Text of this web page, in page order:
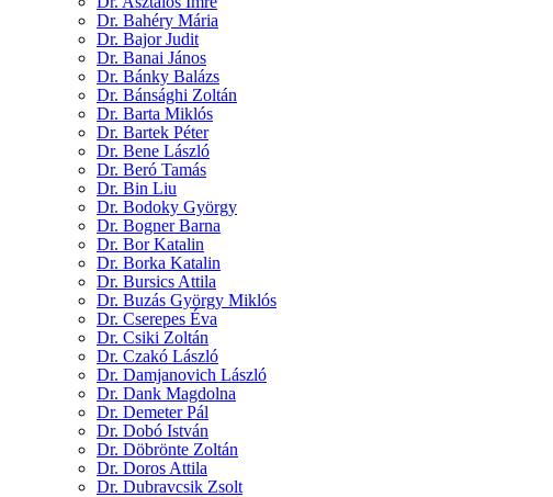
Dr. Bahéry Mária
Dr. Bajor Judit
Dr. Banai János
Dr. Bánky Balázs
Dr. Bánsághi Zoltán
Dr. Barta Miklós
Dr. Bartek Péter
Dr. Bene László
Dr. Beró Tamás
Dr. Bin Liu
Dr. Bodoky György
Dr. Bogner Barna
Dr. Bor Katalin
Dr. Borka Katalin
Dr. Bursics Attila
Dr. Buzás György Miklós
Dr. Cserepes Éva
Dr. Csiki Zoltán
Dr. Czakó László
Dr. Damjanovich László
Dr. Dank Magdolna
Dr. Demeter Pál
Dr. Dobó István
Dr. Döbrönte Zoltán
Dr. Doros Attila
Dr. Dubravcsik Zsolt